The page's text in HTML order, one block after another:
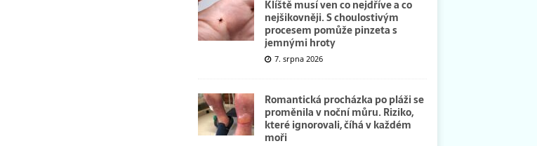
Klíště musí ven co nejdříve a co
nejšikovněji. S choulostivým
procesem pomůže pinzeta s
jemnými hroty
7. srpna 2026
Romantická procházka po pláži se
proměnila v noční můru. Riziko,
které ignorovali, číhá v každém
moři